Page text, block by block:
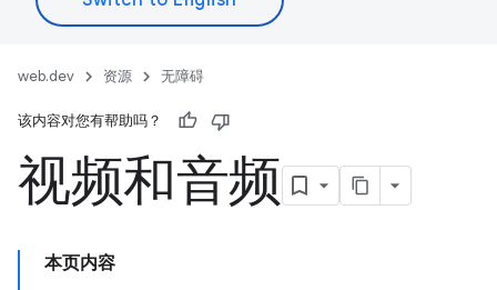
web.dev 资源 无障碍
该内容对您有帮助吗？
视频和音频
本页内容